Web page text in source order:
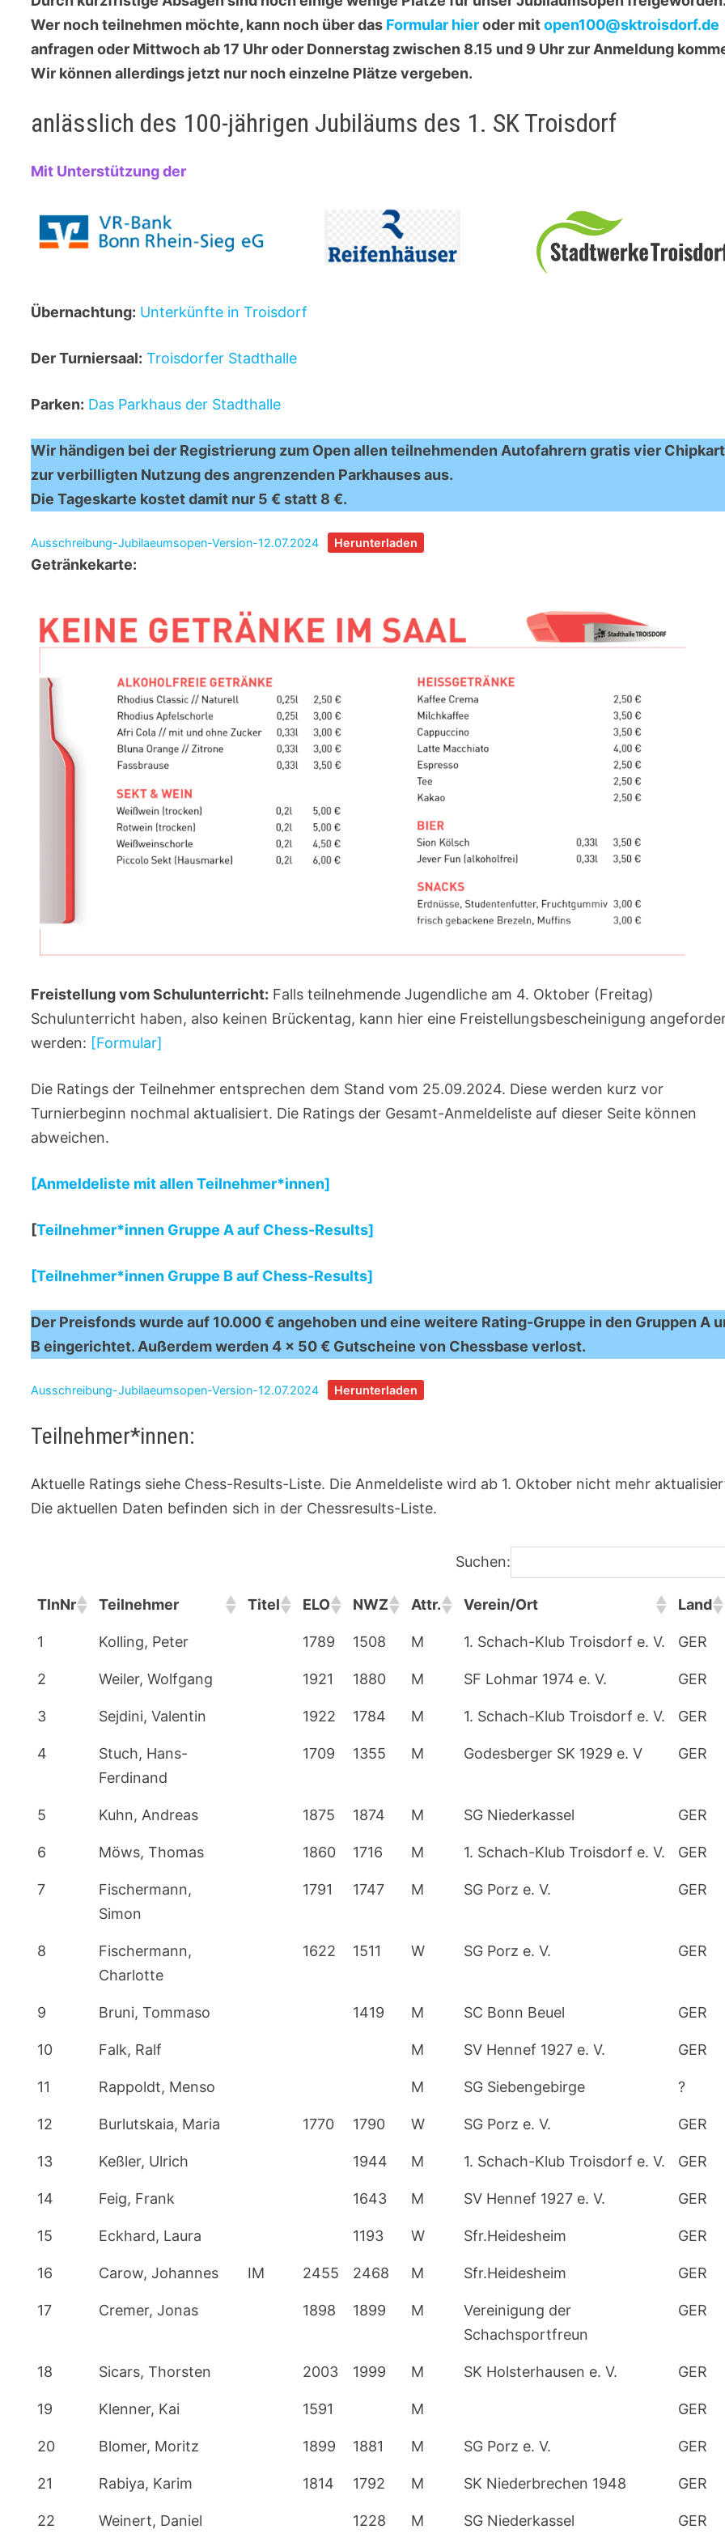
Wer noch teilnehmen möchte, kann noch über das Formular hieroder mitopen100@sktroisdorf.de
anfragen oder Mittwoch ab 17 Uhr oder Donnerstag zwischen 8.15 und 9 Uhr zur Anmeldung
Wir können allerdings jetzt nur noch einzelne Plätze vergeben.
anlässlich des 100-jährigen Jubiläums des 1. SK Troisdorf
Mit Unterstützung der
Übernachtung: Unterkünfte in Troisdorf
Der Turniersaal: Troisdorfer Stadthalle
Parken: Das Parkhaus der Stadthalle
Wir händigen bei der Registrierung zum Open allen teilnehmenden Autofahrern gratis vier
zur verbilligten Nutzung des angrenzenden Parkhauses aus.
Die Tageskarte kostet damit nur 5 € statt 8 €.
Ausschreibung-Jubilaeumsopen-Version-12.07.2024 Herunterladen
Getränkekarte:
Freistellung vom Schulunterricht: Falls teilnehmende Jugendliche am 4. Oktober (Freitag)
Schulunterricht haben, also keinen Brückentag, kann hier eine Freistellungsbescheinigung
werden: [Formular]
Die Ratings der Teilnehmer entsprechen dem Stand vom 25.09.2024. Diese werden kurz vor
Turnierbeginn nochmal aktualisiert. Die Ratings der Gesamt-Anmeldeliste auf dieser Seite können
abweichen.
[Anmeldeliste mit allen Teilnehmer*innen]
[Teilnehmer*innen Gruppe A auf Chess-Results]
[Teilnehmer*innen Gruppe B auf Chess-Results]
Der Preisfonds wurde auf 10.000 € angehoben und eine weitere Rating-Gruppe in den Gruppen A
B eingerichtet. Außerdem werden 4 x 50 € Gutscheine von Chessbase verlost.
Ausschreibung-Jubilaeumsopen-Version-12.07.2024 Herunterladen
Teilnehmer*innen:
Aktuelle Ratings siehe Chess-Results-Liste. Die Anmeldeliste wird ab 1. Oktober nicht mehr
Die aktuellen Daten befinden sich in der Chessresults-Liste.
Suchen:
TlnNr Teilnehmer Titel ELO NWZ Attr. Verein/Ort Land
TlnNr
Teilnehmer ELO NWZ Attr. Verein/Ort Land
1 Kolling, Peter 1789 1508 M 1. Schach-Klub Troisdorf e. V. GER
2 Weiler, Wolfgang 1921 1880 M SF Lohmar 1974 e. V. GER
3 Sejdini, Valentin 1922 1784 M 1. Schach-Klub Troisdorf e. V. GER
4
Stuch, Hans-
Ferdinand
1709 1355 M Godesberger SK 1929 e. V GER
5 Kuhn, Andreas 1875 1874 M SG Niederkassel GER
6 Möws, Thomas 1860 1716 M 1. Schach-Klub Troisdorf e. V. GER
7
Fischermann,
Simon
1791 1747 M SG Porz e. V. GER
8
Fischermann,
Charlotte
1622 1511 W SG Porz e. V. GER
9 Bruni, Tommaso 1419 M SC Bonn Beuel GER
10 Falk, Ralf M SV Hennef 1927 e. V. GER
11 Rappoldt, Menso M SG Siebengebirge ?
12 Burlutskaia, Maria 1770 1790 W SG Porz e. V. GER
13 Keßler, Ulrich 1944 M 1. Schach-Klub Troisdorf e. V. GER
14 Feig, Frank 1643 M SV Hennef 1927 e. V. GER
15 Eckhard, Laura 1193 W Sfr.Heidesheim GER
16 Carow, Johannes IM 2455 2468 M Sfr.Heidesheim GER
17 Cremer, Jonas 1898 1899 M
Vereinigung der
Schachsportfreun
GER
18 Sicars, Thorsten 2003 1999 M SK Holsterhausen e. V. GER
19 Klenner, Kai 1591 M GER
20 Blomer, Moritz 1899 1881 M SG Porz e. V. GER
21 Rabiya, Karim 1814 1792 M SK Niederbrechen 1948 GER
22 Weinert, Daniel 1228 M SG Niederkassel GER